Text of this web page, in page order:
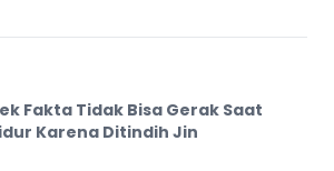
Fakta Tidak Bisa Gerak Saat
Karena Ditindih Jin